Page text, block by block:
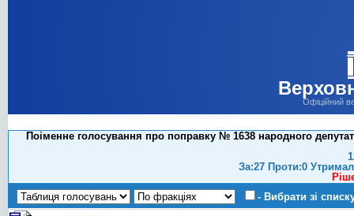
Офіційний
Поіменне голосування про поправку № 1638 народного
За:27 Проти:0
- Вибрати зі